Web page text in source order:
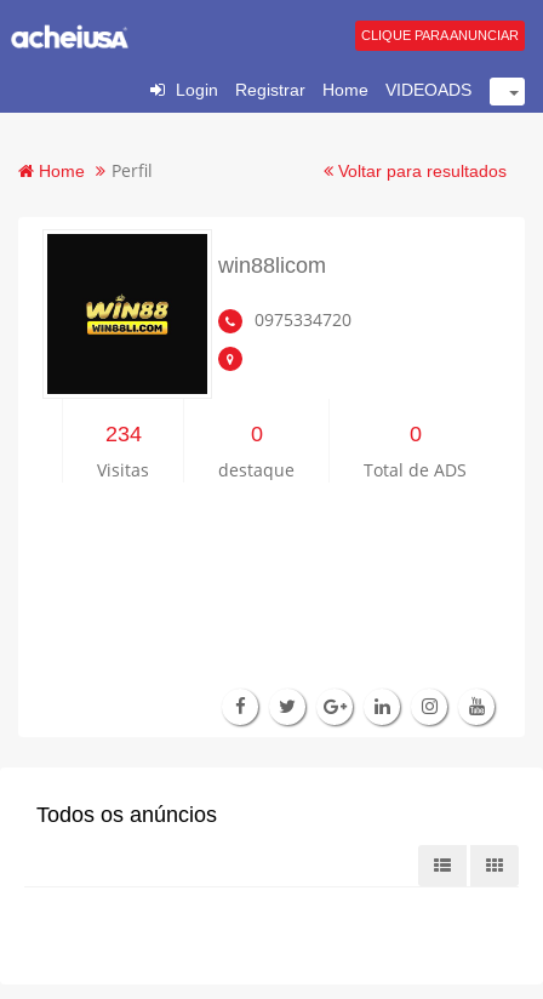
Login Registrar Home VIDEOADS
CLIQUE PARA ANUNCIAR
Home Perfil Voltar para resultados
win88licom
0975334720
234
Visitas
0
destaque
0
Total de ADS
Todos os anúncios